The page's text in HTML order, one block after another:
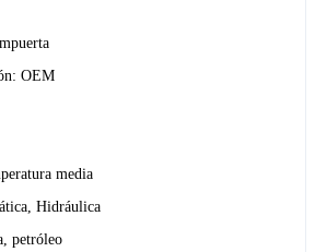
OEM
media
Hidráulica
petróleo